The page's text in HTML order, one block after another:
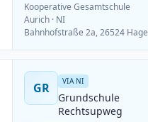
Kooperative Gesamtschule
Aurich · NI
Bahnhofstraße 2a, 26524 Hage
GR VIA NI
Grundschule
Rechtsupweg